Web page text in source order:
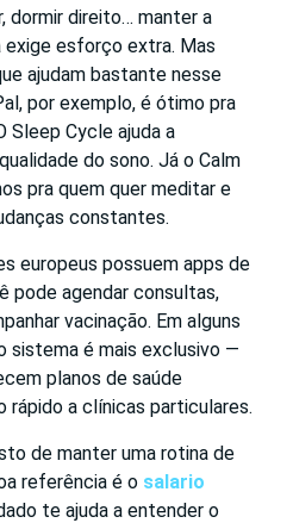
dormir direito… manter a
exige esforço extra. Mas
ajudam bastante nesse
por exemplo, é ótimo pra
Sleep Cycle ajuda a
do sono. Já o Calm
pra quem quer meditar e
constantes.
europeus possuem apps de
pode agendar consultas,
vacinação. Em alguns
sistema é mais exclusivo —
planos de saúde
rápido a clínicas particulares.
de manter uma rotina de
referência é o salario
te ajuda a entender o